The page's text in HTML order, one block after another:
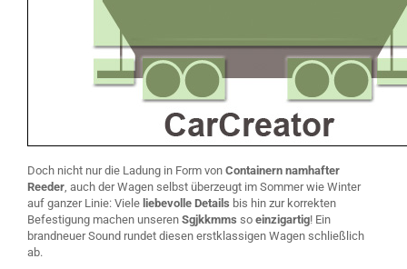
Doch nicht nur die Ladung in Form von Containern namhafter
Reeder, auch der Wagen selbst überzeugt im Sommer wie Winter
auf ganzer Linie: Viele liebevolle Details bis hin zur korrekten
Befestigung machen unseren Sgjkkmms so einzigartig! Ein
brandneuer Sound rundet diesen erstklassigen Wagen schließlich
ab.